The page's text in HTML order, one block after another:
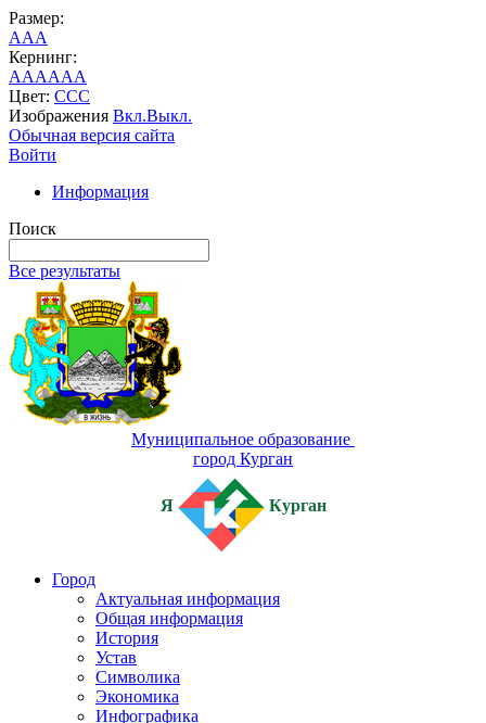
Размер:
AAA
Кернинг:
AAAAAA
Цвет: CCC
Изображения Вкл.Выкл.
Обычная версия сайта
Войти
Информация
Поиск
Все результаты
Муниципальное образование
город Курган
Я Курган
Город
Актуальная информация
Общая информация
История
Устав
Символика
Экономика
Инфографика